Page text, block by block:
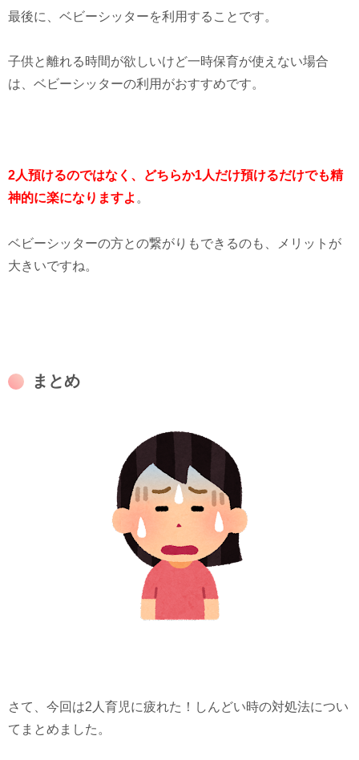
最後に、ベビーシッターを利用することです。
子供と離れる時間が欲しいけど一時保育が使えない場合
は、ベビーシッターの利用がおすすめです。
2人預けるのではなく、どちらか1人だけ預けるだけでも精
神的に楽になりますよ 。
ベビーシッターの方との繋がりもできるのも、メリットが
大きいですね。
まとめ
さて、今回は2人育児に疲れた！しんどい時の対処法につい
てまとめました。